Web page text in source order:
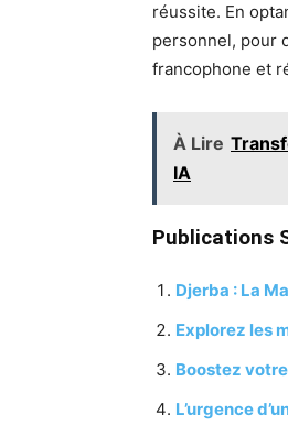
réussite. En
personnel, pour
francophone et
À Lire
IA
Publications
Djerba : La
Explorez les
Boostez
L’urgence